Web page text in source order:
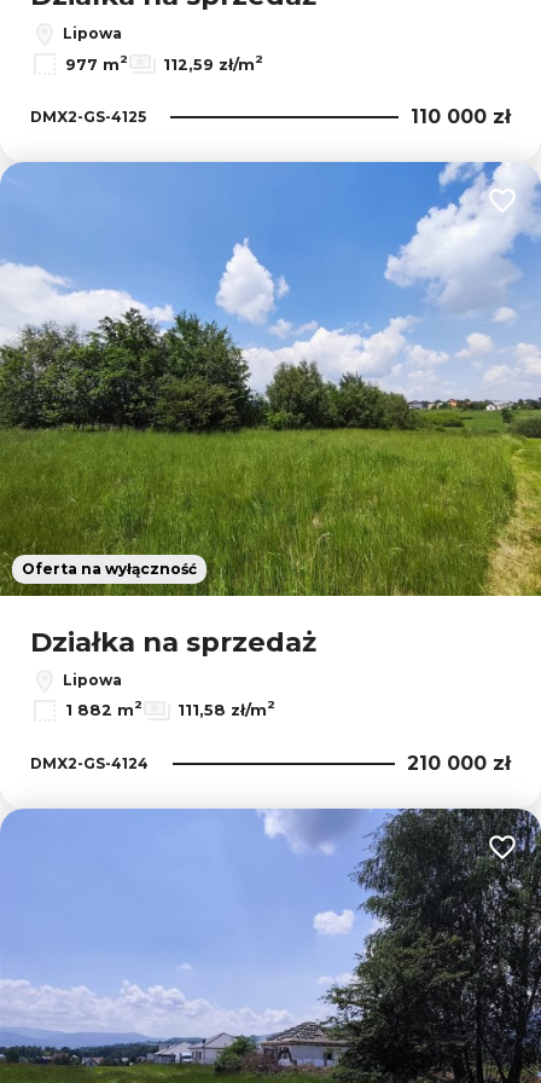
Lipowa
977 m2 112,59 zł/m2
DMX2-GS-4125 110 000 zł
Oferta na wyłączność
Działka na sprzedaż
Lipowa
1 882 m2 111,58 zł/m2
DMX2-GS-4124 210 000 zł